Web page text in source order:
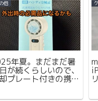
勝手が良かったの
enGMOLPHYの
ベースプレー
色違いを購入